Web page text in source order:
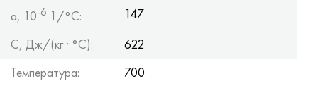
a, 10-6 1/°С:
147
С, Дж/(кг · °С):
622
Температура:
700